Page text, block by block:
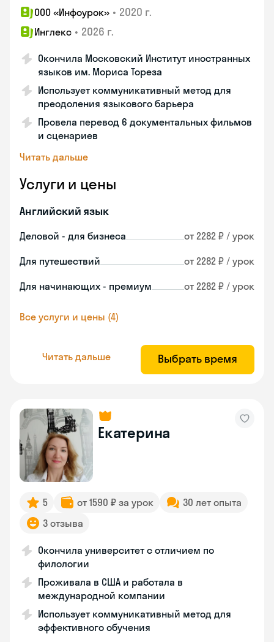
ООО «Инфоурок» • 2020 г.
Инглекс • 2026 г.
Окончила Московский Институт иностранных
языков им. Мориса Тореза
Использует коммуникативный метод для
преодоления языкового барьера
Провела перевод 6 документальных фильмов
и сценариев
Читать дальше
Услуги и цены
Английский язык
Деловой - для бизнеса от 2282 ₽ / урок
Для путешествий от 2282 ₽ / урок
Для начинающих - премиум от 2282 ₽ / урок
Все услуги и цены (4)
Читать дальше Выбрать время
Екатерина
5 от 1590 ₽ за урок
30 лет опыта
3 отзыва
Окончила университет с отличием по
филологии
Проживала в США и работала в
международной компании
Использует коммуникативный метод для
эффективного обучения